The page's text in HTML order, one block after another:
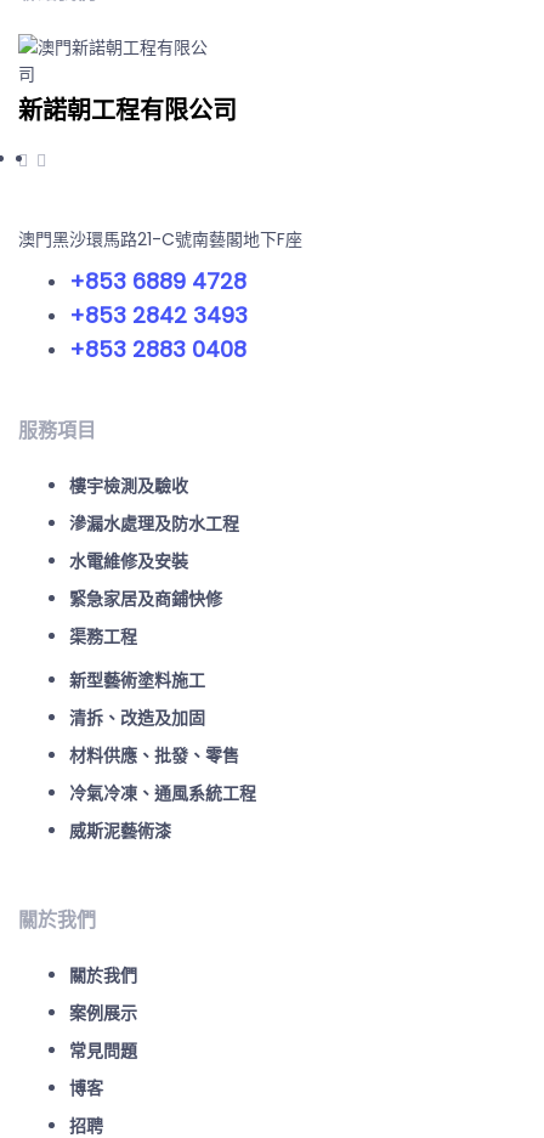
新諾朝工程有限公司
澳門黑沙環馬路21-C號南藝閣地下F座
+853 6889 4728
+853 2842 3493
+853 2883 0408
服務項目
樓宇檢測及驗收
滲漏水處理及防水工程
水電維修及安裝
緊急家居及商鋪快修
渠務工程
新型藝術塗料施工
清拆、改造及加固
材料供應、批發、零售
冷氣冷凍、通風系統工程
威斯泥藝術漆
關於我們
關於我們
案例展示
常見問題
博客
招聘